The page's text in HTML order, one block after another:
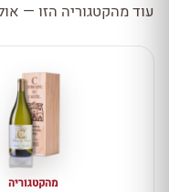
עוד מהקטגוריה הזו —
מהקטגוריה